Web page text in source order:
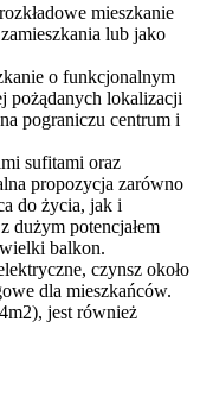
mieszkanie
lub jako
o funkcjonalnym
pożądanych lokalizacji
pograniczu centrum i
sufitami oraz
propozycja zarówno
do życia, jak i
dużym potencjałem
balkon.
czynsz około
dla mieszkańców.
jest również